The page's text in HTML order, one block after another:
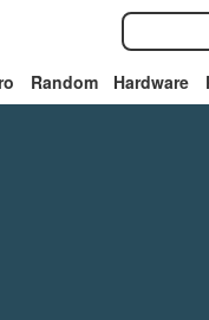
Random Hardware